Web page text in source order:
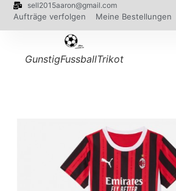
sell2015aaron@gmail.com
Aufträge verfolgen Meine Bestellungen
GunstigFussballTrikot